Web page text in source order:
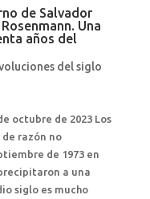
de Salvador
Una
años del
del siglo
octubre de 2023 Los
razón no
de 1973 en
a una
siglo es mucho